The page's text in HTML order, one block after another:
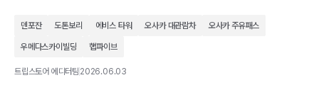
덴포잔 도톤보리 에비스 타워 오사카 대관람차 오사카 주유패스
우메다스카이빌딩 햅파이브
트립스토어 에디터팀 2026.06.03